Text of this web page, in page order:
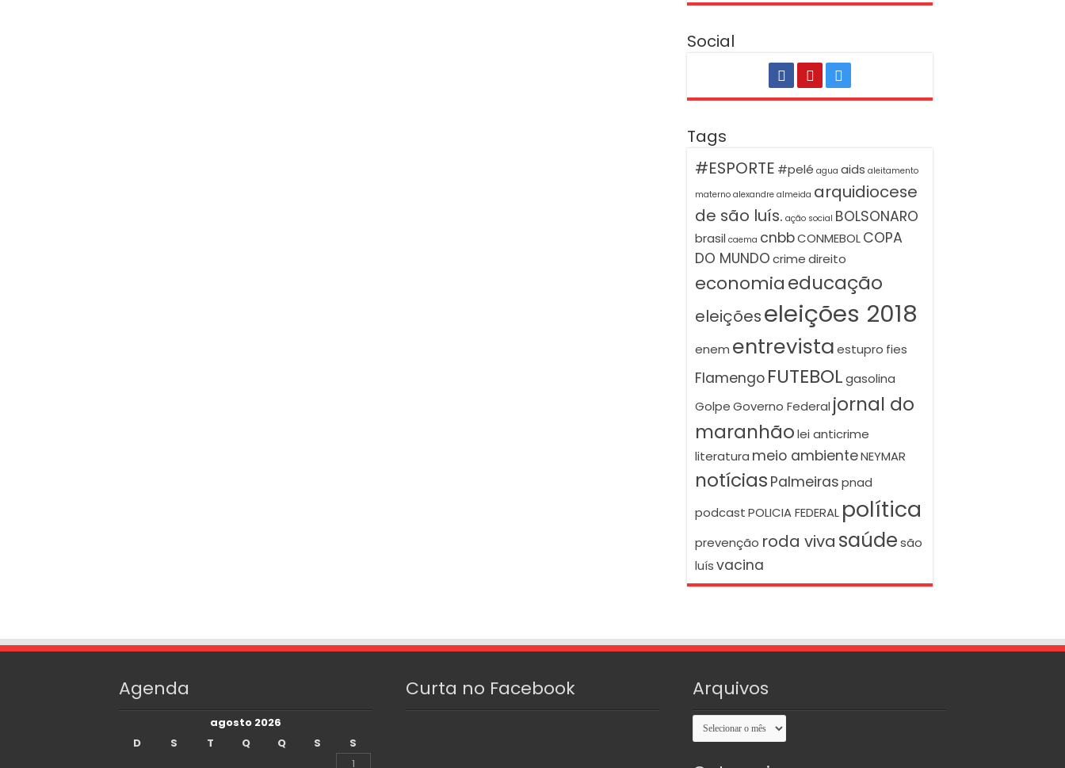
Social
Tags
#ESPORTE #pelé agua aids aleitamento
materno alexandre almeida arquidiocese
de são luís. ação social BOLSONARO
brasil caema cnbbCONMEBOLCOPA
DO MUNDOcrimedireito
economiaeducação
eleiçõeseleições 2018
enem entrevistaestupro fies
Flamengo FUTEBOLgasolina
GolpeGoverno Federal jornal do
maranhãolei anticrime
literatura meio ambienteNEYMAR
notícias Palmeiraspnad
podcastPOLICIA FEDERAL política
prevenção roda viva saúdesão
luísvacina
Agenda
agosto 2026
D
S T Q Q S
S
1
Curta no Facebook Arquivos
Arquivos